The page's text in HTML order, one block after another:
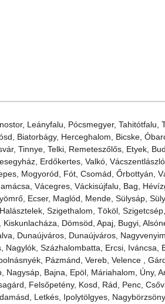
Leányfalu, Pócsmegyer, Tahitótfalu,
Biatorbágy, Herceghalom, Bicske,
Tinnye, Telki, Remeteszőlős, Etyek,
Erdőkertes, Valkó,
Mogyoród, Fót, Csomád, Őrbottyán,
Vácegres, Váckisújfalu, Bag,
Ecser, Maglód, Mende, Sülysáp,
Szigethalom, Tököl,
Dömsöd, Apaj, Bugyi,
Dunaújváros, Dunaújváros,
Százhalombatta, Ercsi, Iváncsa,
Pázmánd, Vereb, Velence ,
Bajna, Epöl, Máriahalom, Úny,
Felsőpetény, Kosd, Rád, Penc,
Letkés, Ipolytölgyes,